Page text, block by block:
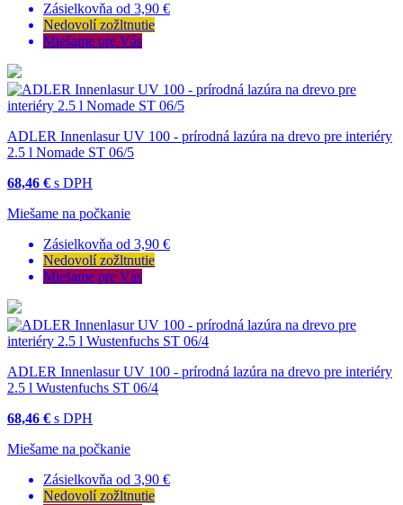
Zásielkovňa od 3,90 €
Nedovolí zožltnutie
Miešame pre Vás
ADLER Innenlasur UV 100 - prírodná lazúra na drevo pre interiéry
2.5 l Nomade ST 06/5
68,46 € s DPH
Miešame na počkanie
Zásielkovňa od 3,90 €
Nedovolí zožltnutie
Miešame pre Vás
ADLER Innenlasur UV 100 - prírodná lazúra na drevo pre interiéry
2.5 l Wustenfuchs ST 06/4
68,46 € s DPH
Miešame na počkanie
Zásielkovňa od 3,90 €
Nedovolí zožltnutie